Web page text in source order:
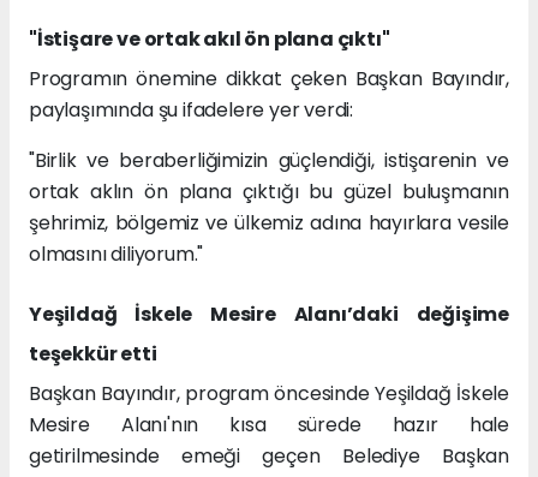
"İstişare ve ortak akıl ön plana çıktı"
Programın önemine dikkat çeken Başkan Bayındır,
paylaşımında şu ifadelere yer verdi:
"Birlik ve beraberliğimizin güçlendiği, istişarenin ve
ortak aklın ön plana çıktığı bu güzel buluşmanın
şehrimiz, bölgemiz ve ülkemiz adına hayırlara vesile
olmasını diliyorum."
Yeşildağ İskele Mesire Alanı’daki değişime
teşekkür etti
Başkan Bayındır, program öncesinde Yeşildağ İskele
Mesire Alanı'nın kısa sürede hazır hale
getirilmesinde emeği geçen Belediye Başkan